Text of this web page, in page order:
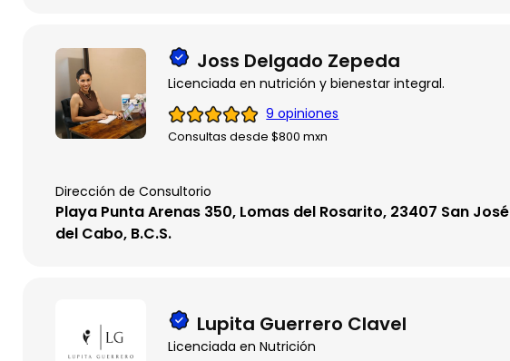
Joss Delgado Zepeda
Licenciada en nutrición y bienestar integral.
9 opiniones
Consultas desde $800 mxn
Dirección de Consultorio
Playa Punta Arenas 350, Lomas del Rosarito, 23407 San José
del Cabo, B.C.S.
Lupita Guerrero Clavel
Licenciada en Nutrición